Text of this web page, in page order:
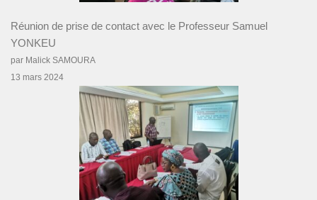
Réunion de prise de contact avec le Professeur Samuel
YONKEU
par Malick SAMOURA
13 mars 2024